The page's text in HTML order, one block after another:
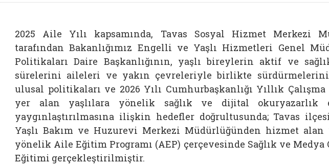
2025 Aile Yılı kapsamında, Tavas Sosyal Hizmet Merkezi
tarafından Bakanlığımız Engelli ve Yaşlı Hizmetleri Genel
Politikaları Daire Başkanlığının, yaşlı bireylerin aktif ve
sürelerini aileleri ve yakın çevreleriyle birlikte sürdürmelerini
ulusal politikaları ve 2026 Yılı Cumhurbaşkanlığı Yıllık Çalışma
yer alan yaşlılara yönelik sağlık ve dijital okuryazarlık
yaygınlaştırılmasına ilişkin hedefler doğrultusunda; Tavas
Yaşlı Bakım ve Huzurevi Merkezi Müdürlüğünden hizmet alan
yönelik Aile Eğitim Programı (AEP) çerçevesinde Sağlık ve Medya
Eğitimi gerçekleştirilmiştir.